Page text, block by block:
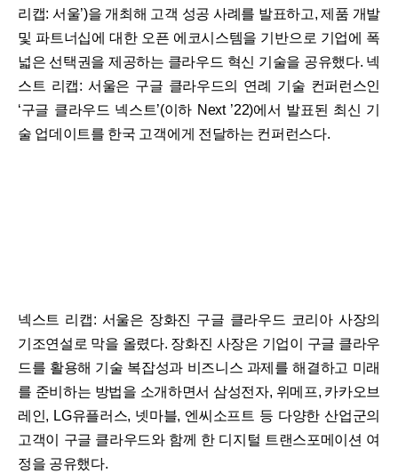
리캡: 서울’)을 개최해 고객 성공 사례를 발표하고, 제품 개발
및 파트너십에 대한 오픈 에코시스템을 기반으로 기업에 폭
넓은 선택권을 제공하는 클라우드 혁신 기술을 공유했다. 넥
스트 리캡: 서울은 구글 클라우드의 연례 기술 컨퍼런스인
‘구글 클라우드 넥스트’(이하 Next ’22)에서 발표된 최신 기
술 업데이트를 한국 고객에게 전달하는 컨퍼런스다.
넥스트 리캡: 서울은 장화진 구글 클라우드 코리아 사장의
기조연설로 막을 올렸다. 장화진 사장은 기업이 구글 클라우
드를 활용해 기술 복잡성과 비즈니스 과제를 해결하고 미래
를 준비하는 방법을 소개하면서 삼성전자, 위메프, 카카오브
레인, LG유플러스, 넷마블, 엔씨소프트 등 다양한 산업군의
고객이 구글 클라우드와 함께 한 디지털 트랜스포메이션 여
정을 공유했다.